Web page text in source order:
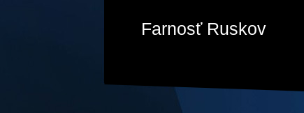
Farnosť Ruskov